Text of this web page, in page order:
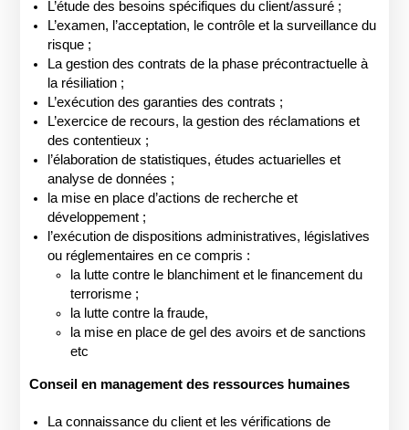
L’étude des besoins spécifiques du client/assuré ;
L’examen, l’acceptation, le contrôle et la surveillance du
risque ;
La gestion des contrats de la phase précontractuelle à
la résiliation ;
L’exécution des garanties des contrats ;
L’exercice de recours, la gestion des réclamations et
des contentieux ;
l’élaboration de statistiques, études actuarielles et
analyse de données ;
la mise en place d’actions de recherche et
développement ;
l’exécution de dispositions administratives, législatives
ou réglementaires en ce compris :
la lutte contre le blanchiment et le financement du
terrorisme ;
la lutte contre la fraude,
la mise en place de gel des avoirs et de sanctions
etc
Conseil en management des ressources humaines
La connaissance du client et les vérifications de